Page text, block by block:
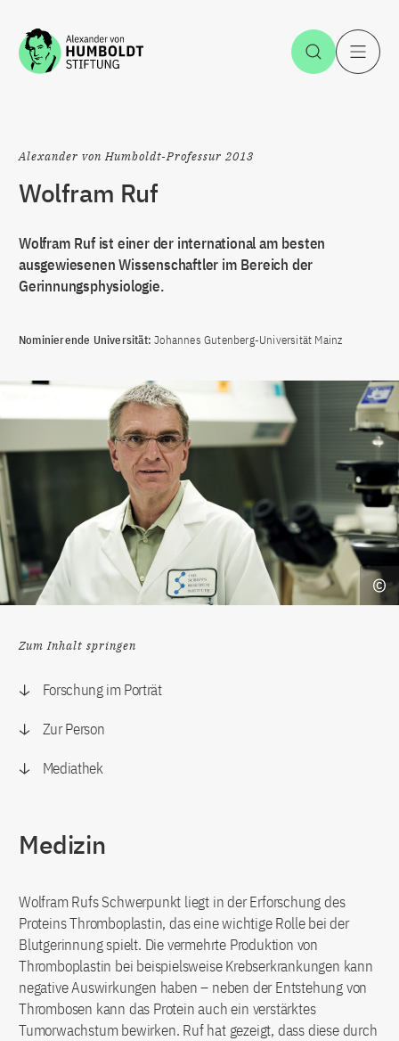
Zum Inhalt springen Suche
Alexander von Humboldt-Professur 2013
Wolfram Ruf
Wolfram Ruf ist einer der international am besten
ausgewiesenen Wissenschaftler im Bereich der
Gerinnungsphysiologie.
Nominierende Universität: Johannes Gutenberg-Universität Mainz
Zum Inhalt springen
Forschung im Porträt
Zur Person
Mediathek
Medizin
Wolfram Rufs Schwerpunkt liegt in der Erforschung des
Proteins Thromboplastin, das eine wichtige Rolle bei der
Blutgerinnung spielt. Die vermehrte Produktion von
Thromboplastin bei beispielsweise Krebserkrankungen kann
negative Auswirkungen haben – neben der Entstehung von
Thrombosen kann das Protein auch ein verstärktes
Tumorwachstum bewirken. Ruf hat gezeigt, dass diese durch